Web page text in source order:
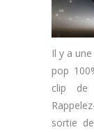
Il y a
pop
clip
sortie